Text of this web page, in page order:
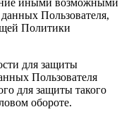
Пользователя,
Политики
для защиты
Пользователя
для защиты такого
обороте.